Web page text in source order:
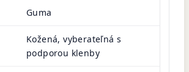
Guma
Kožená, vyberateľná s
podporou klenby